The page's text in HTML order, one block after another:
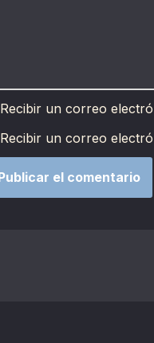
Recibir un correo
Recibir un correo